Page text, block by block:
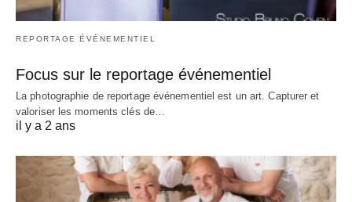
REPORTAGE ÉVÉNEMENTIEL
Focus sur le reportage événementiel
La photographie de reportage événementiel est un art. Capturer et
valoriser les moments clés de…
il y a 2 ans